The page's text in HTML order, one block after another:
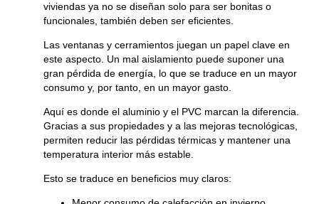
viviendas ya no se diseñan solo para ser bonitas o
funcionales, también deben ser eficientes.
Las ventanas y cerramientos juegan un papel clave en
este aspecto. Un mal aislamiento puede suponer una
gran pérdida de energía, lo que se traduce en un mayor
consumo y, por tanto, en un mayor gasto.
Aquí es donde el aluminio y el PVC marcan la diferencia.
Gracias a sus propiedades y a las mejoras tecnológicas,
permiten reducir las pérdidas térmicas y mantener una
temperatura interior más estable.
Esto se traduce en beneficios muy claros: